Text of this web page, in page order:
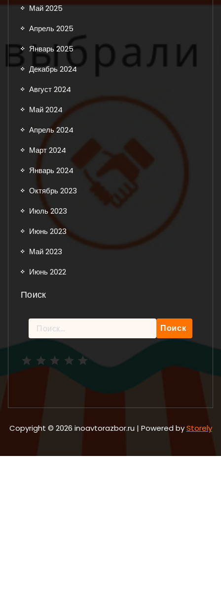
Май 2025
Апрель 2025
Январь 2025
Декабрь 2024
Август 2024
Май 2024
Апрель 2024
Март 2024
Январь 2024
Октябрь 2023
Июль 2023
Июнь 2023
Май 2023
Июнь 2022
Поиск
Найти:
Copyright © 2026 inoavtorazbor.ru | Powered byStorely